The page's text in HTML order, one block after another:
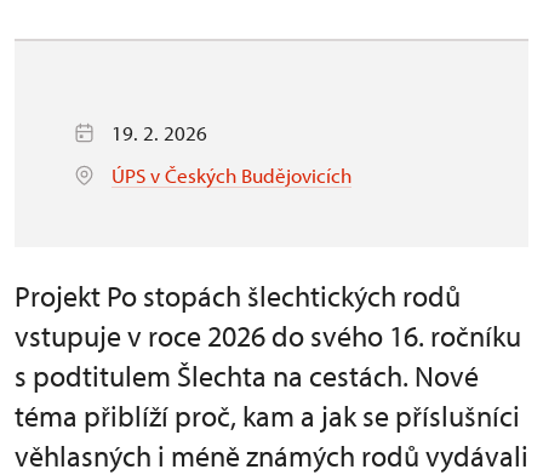
19. 2. 2026
ÚPS v Českých Budějovicích
Projekt Po stopách šlechtických rodů
vstupuje v roce 2026 do svého 16. ročníku
s podtitulem Šlechta na cestách. Nové
téma přiblíží proč, kam a jak se příslušníci
věhlasných i méně známých rodů vydávali